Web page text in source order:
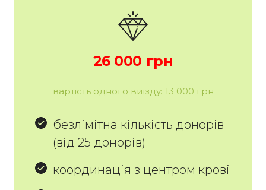
26 000 грн
вартість одного виїзду: 13 000 грн
безлімітна кількість донорів
(від 25 донорів)
координація з центром крові